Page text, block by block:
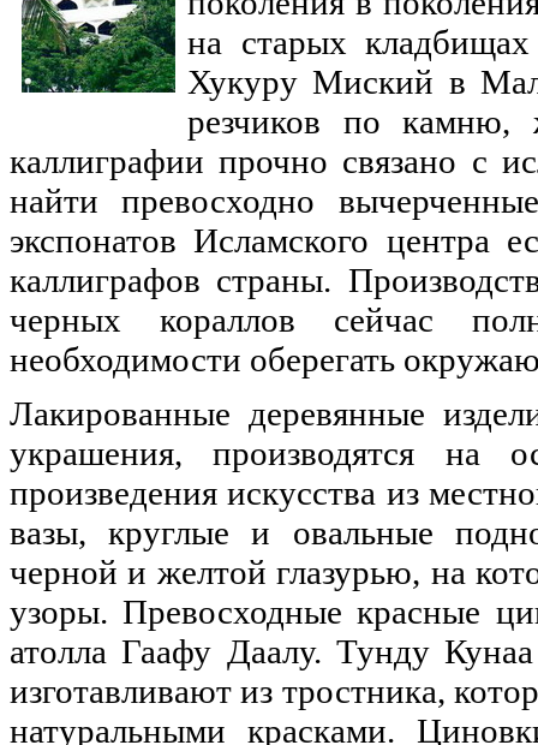
на старых
Хукуру Миский в
резчиков по камню,
каллиграфии прочно связано с
найти превосходно
экспонатов Исламского центра
каллиграфов страны.
черных кораллов сейчас
необходимости оберегать
Лакированные деревянные
украшения, производятся на
произведения искусства из
вазы, круглые и овальные
черной и желтой глазурью, на
узоры. Превосходные красные
атолла Гаафу Даалу. Тунду
изготавливают из тростника,
натуральными красками.